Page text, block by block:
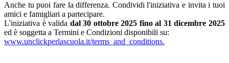
Anche tu puoi fare la differenza. Condividi l'iniziativa e invita i tuoi
amici e famigliari a partecipare.
L'iniziativa è valida dal 30 ottobre 2025 fino al 31 dicembre 2025
ed è soggetta a Termini e Condizioni disponibili su:
www.unclickperlascuola.it/terms_and_conditions.